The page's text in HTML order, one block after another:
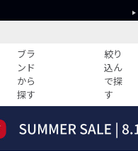
ブラ
ンド
から
探す
絞り
込ん
で探
す
すべての記事